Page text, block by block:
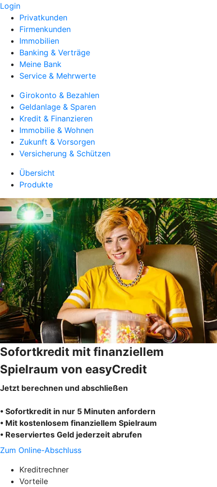
Login
Privatkunden
Firmenkunden
Immobilien
Banking & Verträge
Meine Bank
Service & Mehrwerte
Girokonto & Bezahlen
Geldanlage & Sparen
Kredit & Finanzieren
Immobilie & Wohnen
Zukunft & Vorsorgen
Versicherung & Schützen
Übersicht
Produkte
Sofortkredit mit finanziellem
Spielraum von easyCredit
Jetzt berechnen und abschließen
• Sofortkredit in nur 5 Minuten anfordern
• Mit kostenlosem finanziellem Spielraum
• Reserviertes Geld jederzeit abrufen
Zum Online-Abschluss
Kreditrechner
Vorteile